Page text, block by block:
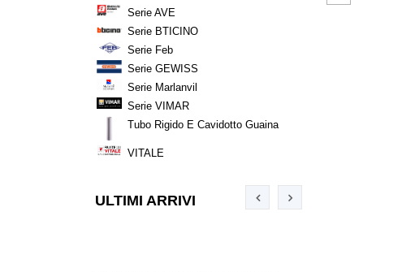
Serie AVE
Serie BTICINO
Serie Feb
Serie GEWISS
Serie Marlanvil
Serie VIMAR
Tubo Rigido E Cavidotto Guaina
VITALE
ULTIMI ARRIVI